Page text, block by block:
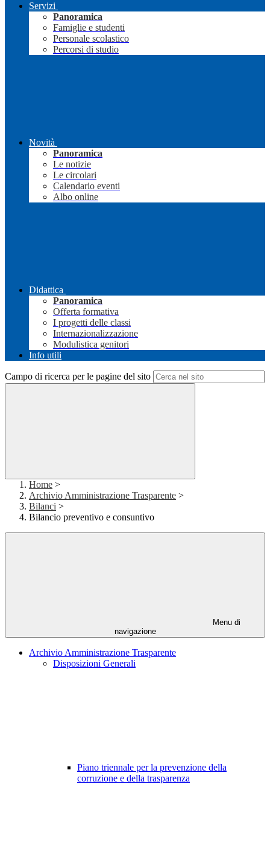
Servizi
Panoramica
Famiglie e studenti
Personale scolastico
Percorsi di studio
Novità
Panoramica
Le notizie
Le circolari
Calendario eventi
Albo online
Didattica
Panoramica
Offerta formativa
I progetti delle classi
Internazionalizzazione
Modulistica genitori
Info utili
Campo di ricerca per le pagine del sito
Home >
Archivio Amministrazione Trasparente >
Bilanci >
Bilancio preventivo e consuntivo
Menu di
navigazione
Archivio Amministrazione Trasparente
Disposizioni Generali
Piano triennale per la prevenzione della
corruzione e della trasparenza